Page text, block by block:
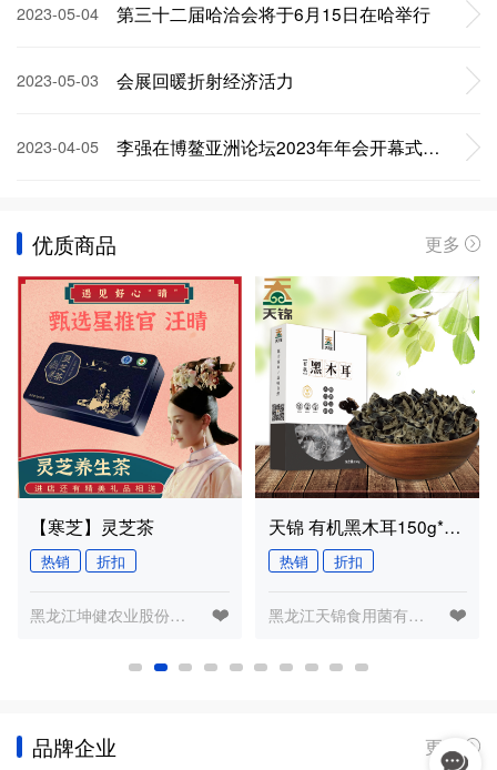
2023-05-04 第三十二届哈洽会将于6月15日在哈举行
2023-05-03 会展回暖折射经济活力
2023-04-05 李强在博鳌亚洲论坛2023年年会开幕式上的主旨演讲（全文）
优质商品 更多
热销 折扣
黑龙江天锦食用菌有限公司
龙江原产地直供东北玉米面苞米面玉米面糊粉窝窝头面5斤非转基因
品牌企业 更多